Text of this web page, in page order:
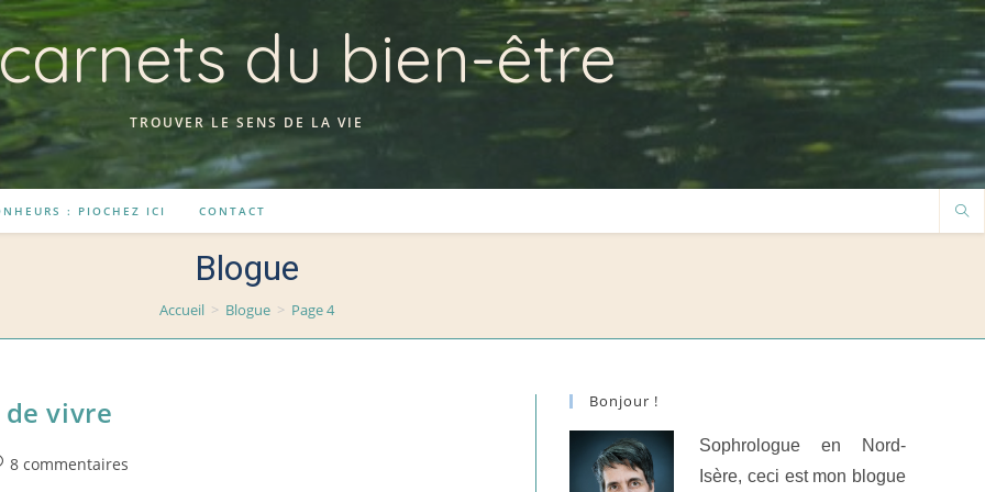
du bien-être
TROUVER LE SENS DE LA VIE
: PIOCHEZ ICI CONTACT
Blogue
Accueil > Blogue > Page 4
vivre
8 commentaires
Bonjour !
Sophrologue en Nord-
Isère, ceci est mon blogue